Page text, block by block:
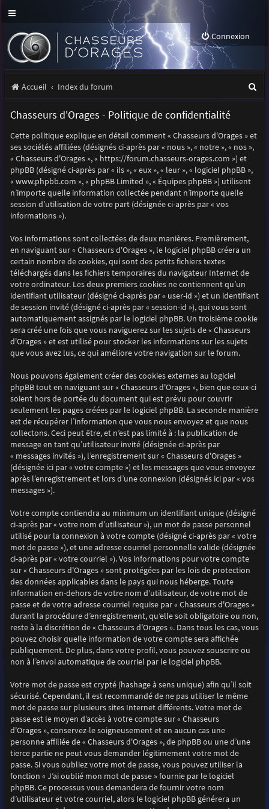
Connexion
Accueil Index du forum
Chasseurs d'Orages - Politique de confidentialité
Cette politique explique en détail comment « Chasseurs d'Orages » et
ses sociétés affiliées (désignés ci-après par « nous », « notre », « nos »,
« Chasseurs d'Orages », « https://forum.chasseurs-orages.com ») et
phpBB (désigné ci-après par « ils », « eux », « leur », « logiciel phpBB »,
« www.phpbb.com », « phpBB Limited », « Équipes phpBB ») utilisent
n’importe quelle information collectée pendant n’importe quelle
session d’utilisation de votre part (désignée ci-après par « vos
informations »).
Vos informations sont collectées de deux manières. Premièrement,
en naviguant sur « Chasseurs d'Orages », le logiciel phpBB créera un
certain nombre de cookies, qui sont des petits fichiers textes
téléchargés dans les fichiers temporaires du navigateur Internet de
votre ordinateur. Les deux premiers cookies ne contiennent qu’un
identifiant utilisateur (désigné ci-après par « user-id ») et un identifiant
de session invité (désigné ci-après par « session-id »), qui vous sont
automatiquement assignés par le logiciel phpBB. Un troisième cookie
sera créé une fois que vous naviguerez sur les sujets de « Chasseurs
d'Orages » et est utilisé pour stocker les informations sur les sujets
que vous avez lus, ce qui améliore votre navigation sur le forum.
Nous pouvons également créer des cookies externes au logiciel
phpBB tout en naviguant sur « Chasseurs d'Orages », bien que ceux-ci
soient hors de portée du document qui est prévu pour couvrir
seulement les pages créées par le logiciel phpBB. La seconde manière
est de récupérer l’information que vous nous envoyez et que nous
collectons. Ceci peut être, et n’est pas limité à : la publication de
message en tant qu’utilisateur invité (désignée ci-après par
« messages invités »), l’enregistrement sur « Chasseurs d'Orages »
(désignée ici par « votre compte ») et les messages que vous envoyez
après l’enregistrement et lors d’une connexion (désignés ici par « vos
messages »).
Votre compte contiendra au minimum un identifiant unique (désigné
ci-après par « votre nom d’utilisateur »), un mot de passe personnel
utilisé pour la connexion à votre compte (désigné ci-après par « votre
mot de passe »), et une adresse courriel personnelle valide (désignée
ci-après par « votre courriel »). Vos informations pour votre compte
sur « Chasseurs d'Orages » sont protégées par les lois de protection
des données applicables dans le pays qui nous héberge. Toute
information en-dehors de votre nom d’utilisateur, de votre mot de
passe et de votre adresse courriel requise par « Chasseurs d'Orages »
durant la procédure d’enregistrement, qu’elle soit obligatoire ou non,
reste à la discrétion de « Chasseurs d'Orages ». Dans tous les cas, vous
pouvez choisir quelle information de votre compte sera affichée
publiquement. De plus, dans votre profil, vous pouvez souscrire ou
non à l’envoi automatique de courriel par le logiciel phpBB.
Votre mot de passe est crypté (hashage à sens unique) afin qu’il soit
sécurisé. Cependant, il est recommandé de ne pas utiliser le même
mot de passe sur plusieurs sites Internet différents. Votre mot de
passe est le moyen d’accès à votre compte sur « Chasseurs
d'Orages », conservez-le soigneusement et en aucun cas une
personne affiliée de « Chasseurs d'Orages », de phpBB ou une d’une
tierce partie ne peut vous demander légitimement votre mot de
passe. Si vous oubliez votre mot de passe, vous pouvez utiliser la
fonction « J’ai oublié mon mot de passe » fournie par le logiciel
phpBB. Ce processus vous demandera de fournir votre nom
d’utilisateur et votre courriel, alors le logiciel phpBB générera un